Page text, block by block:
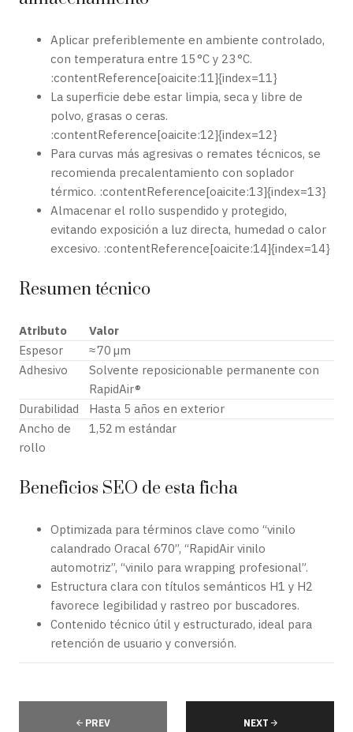
Aplicar preferiblemente en ambiente controlado,
con temperatura entre 15 °C y 23 °C.
:contentReference[oaicite:11]{index=11}
La superficie debe estar limpia, seca y libre de
polvo, grasas o ceras.
:contentReference[oaicite:12]{index=12}
Para curvas más agresivas o remates técnicos, se
recomienda precalentamiento con soplador
térmico. :contentReference[oaicite:13]{index=13}
Almacenar el rollo suspendido y protegido,
evitando exposición a luz directa, humedad o calor
excesivo. :contentReference[oaicite:14]{index=14}
Resumen técnico
Atributo
Valor
Espesor
≈ 70 µm
Adhesivo
Solvente reposicionable permanente con
RapidAir®
Durabilidad
Hasta 5 años en exterior
Ancho de
rollo
1,52 m estándar
Beneficios SEO de esta ficha
Optimizada para términos clave como “vinilo
calandrado Oracal 670”, “RapidAir vinilo
automotriz”, “vinilo para wrapping profesional”.
Estructura clara con títulos semánticos H1 y H2
favorece legibilidad y rastreo por buscadores.
Contenido técnico útil y estructurado, ideal para
retención de usuario y conversión.
PREV NEXT